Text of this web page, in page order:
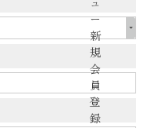
ー
新
規
会
員
登
録